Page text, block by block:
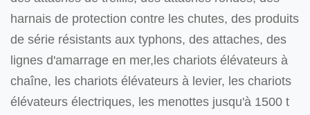
harnais de protection contre les chutes, des produits
de série résistants aux typhons, des attaches, des
lignes d'amarrage en mer,les chariots élévateurs à
chaîne, les chariots élévateurs à levier, les chariots
élévateurs électriques, les menottes jusqu'à 1500 t